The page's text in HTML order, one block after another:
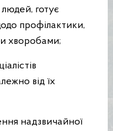
готує
профілактики,
хворобами;
від їх
надзвичайної